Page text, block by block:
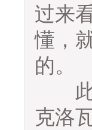
过来
懂，
的。
此
克洛